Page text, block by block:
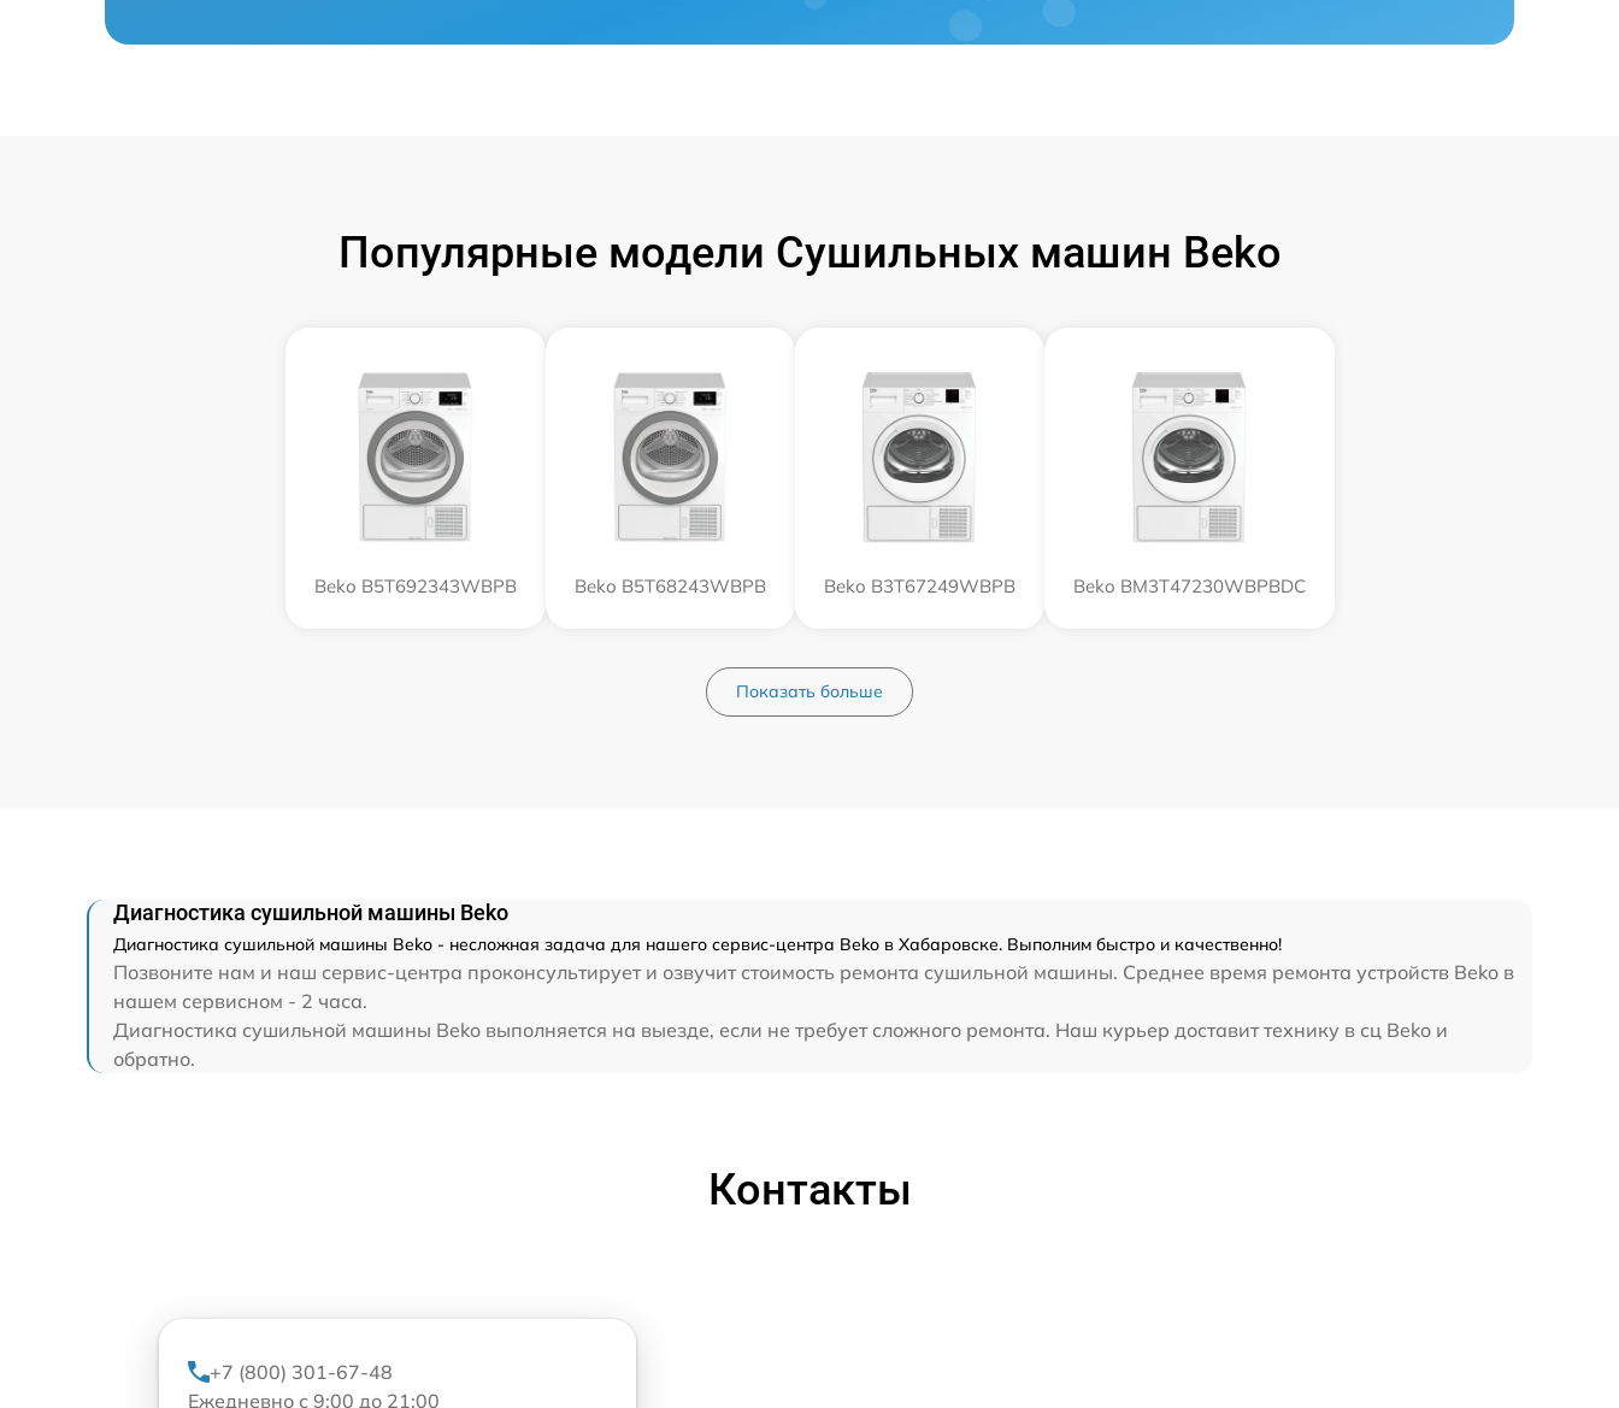
Популярные модели Сушильных машин Beko
Beko B5T692343WBPB Beko B5T68243WBPB Beko B3T67249WBPB Beko BM3T47230WBPBDC
Показать больше
Диагностика сушильной машины Beko
Диагностика сушильной машины Beko - несложная задача для нашего сервис-центра Beko в Хабаровске. Выполним быстро и качественно!
Позвоните нам и наш сервис-центра проконсультирует и озвучит стоимость ремонта сушильной машины. Среднее время ремонта устройств Beko в
нашем сервисном - 2 часа.
Диагностика сушильной машины Beko выполняется на выезде, если не требует сложного ремонта. Наш курьер доставит технику в сц Beko и
обратно.
Контакты
+7 (800) 301-67-48
Ежедневно с 9:00 до 21:00